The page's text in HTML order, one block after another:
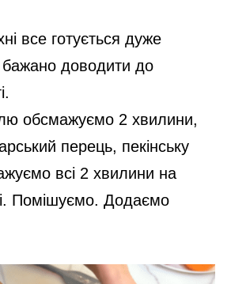
все готується дуже
бажано доводити до
обсмажуємо 2 хвилини,
перець, пекінську
всі 2 хвилини на
Помішуємо. Додаємо